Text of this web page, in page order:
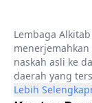
Lembaga
naskah asli ke
daerah yang
Lebih